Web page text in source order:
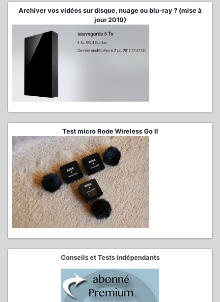
Archiver vos vidéos sur disque, nuage ou blu-ray ? (mise à
jour 2019)
Test micro Rode Wireless Go II
Conseils et Tests indépendants